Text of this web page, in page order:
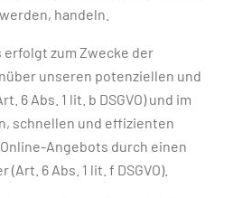
handeln.
erfolgt zum Zwecke der
unseren potenziellen und
6 Abs. 1 lit. b DSGVO) und im
schnellen und effizienten
Angebots durch einen
6 Abs. 1 lit. f DSGVO).